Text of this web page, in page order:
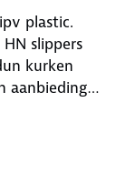
plastic.
slippers
kurken
aanbieding